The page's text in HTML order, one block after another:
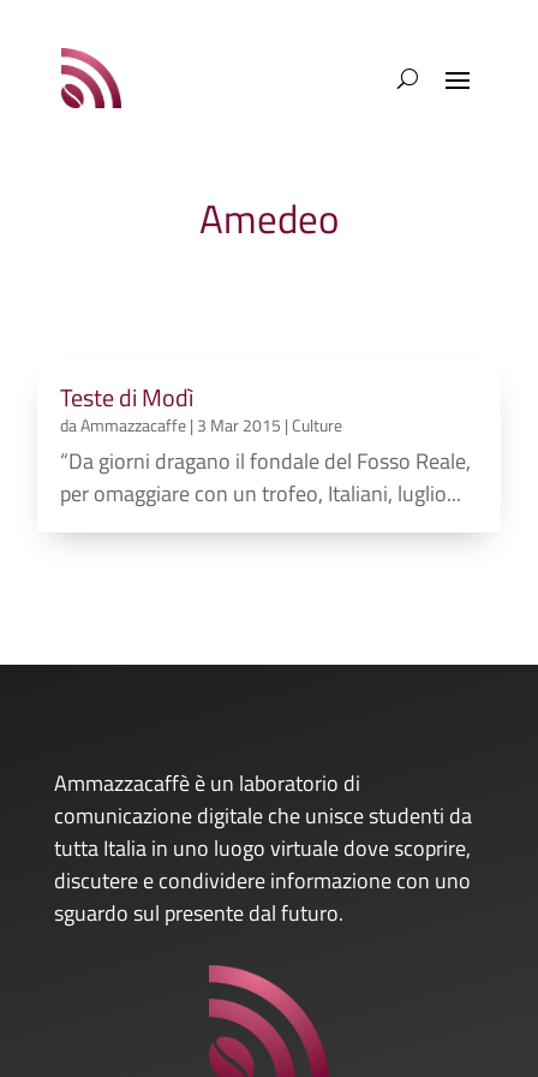
Amedeo
Teste di Modì
daAmmazzacaffe| 3 Mar 2015 |Culture
“Da giorni dragano il fondale del Fosso Reale,
per omaggiare con un trofeo, Italiani, luglio...
Ammazzacaffè è un laboratorio di
comunicazione digitale che unisce studenti da
tutta Italia in uno luogo virtuale dove scoprire,
discutere e condividere informazione con uno
sguardo sul presente dal futuro.